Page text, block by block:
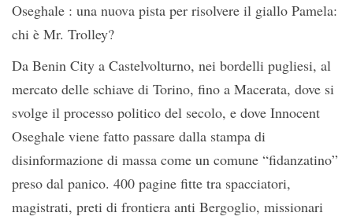
Oseghale : una nuova pista per risolvere il giallo Pamela:
chi è Mr. Trolley?
Da Benin City a Castelvolturno, nei bordelli pugliesi, al
mercato delle schiave di Torino, fino a Macerata, dove si
svolge il processo politico del secolo, e dove Innocent
Oseghale viene fatto passare dalla stampa di
disinformazione di massa come un comune “fidanzatino”
preso dal panico. 400 pagine fitte tra spacciatori,
magistrati, preti di frontiera anti Bergoglio, missionari